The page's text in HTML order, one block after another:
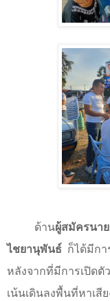
ด้านผู้สมัครนาย
ไชยานุพันธ์ ก็ได้มีก
หลังจากที่มีการเปิดตั
เน้นเดินลงพื้นที่หาเสี